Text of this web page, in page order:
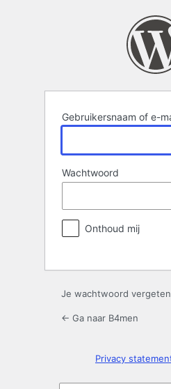
Gebruikersnaam of e-
Wachtwoord
Onthoud mij
Je wachtwoord
← Ga naar B4men
Privacy